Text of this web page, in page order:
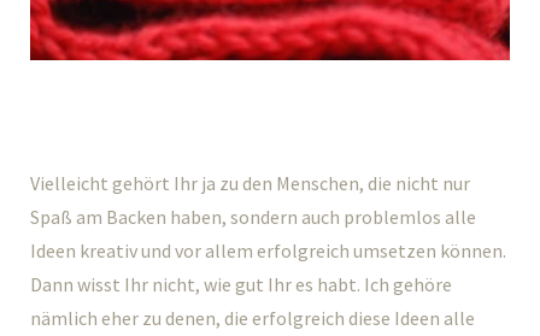
Vielleicht gehört Ihr ja zu den Menschen, die nicht nur
Spaß am Backen haben, sondern auch problemlos alle
Ideen kreativ und vor allem erfolgreich umsetzen können.
Dann wisst Ihr nicht, wie gut Ihr es habt. Ich gehöre
nämlich eher zu denen, die erfolgreich diese Ideen alle